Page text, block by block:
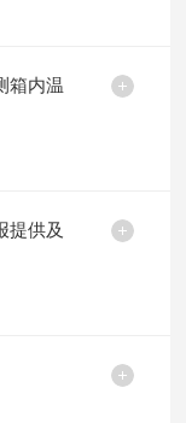
箱内温
提供及